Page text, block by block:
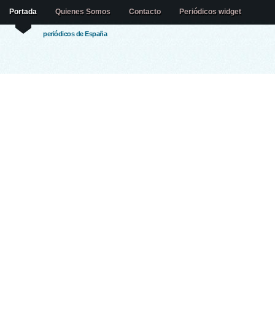
periódicos de España
Portada Quienes Somos Contacto Periódicos widget